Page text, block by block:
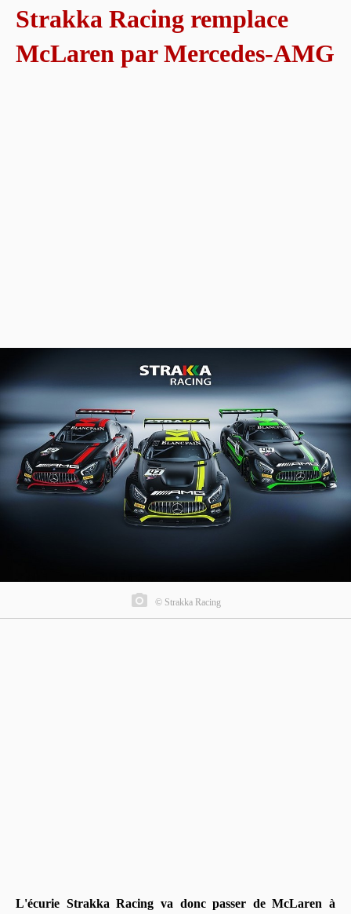
Strakka Racing remplace
McLaren par Mercedes-AMG
© Strakka Racing
L'écurie Strakka Racing va donc passer de McLaren à